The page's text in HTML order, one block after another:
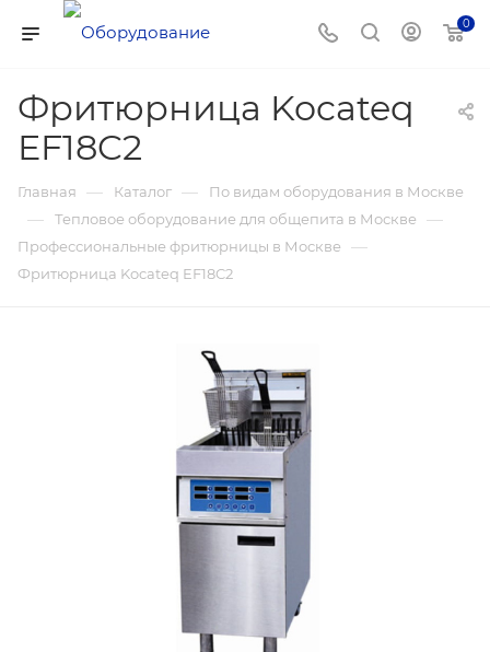
0
Фритюрница Kocateq
EF18C2
Главная — Каталог — По видам оборудования в Москве
— Тепловое оборудование для общепита в Москве —
Профессиональные фритюрницы в Москве —
Фритюрница Kocateq EF18C2